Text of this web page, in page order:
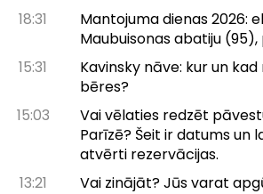
18:31
Mantojuma dienas 2026:
Maubuisonas abatiju
15:31
Kavinsky nāve: kur un
bēres?
15:03
Vai vēlaties redzēt
Parīzē? Šeit ir datums un
atvērti rezervācijas.
13:21
Vai zinājāt? Jūs varat